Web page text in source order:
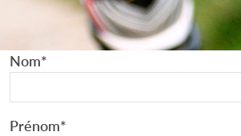
Nom*
Prénom*